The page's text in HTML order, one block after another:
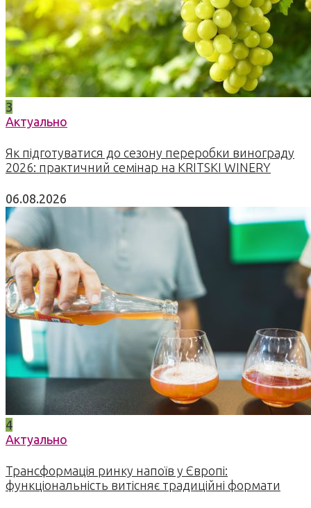
3
Актуально
Як підготуватися до сезону переробки винограду
2026: практичний семінар на KRITSKI WINERY
06.08.2026
4
Актуально
Трансформація ринку напоїв у Європі:
функціональність витісняє традиційні формати